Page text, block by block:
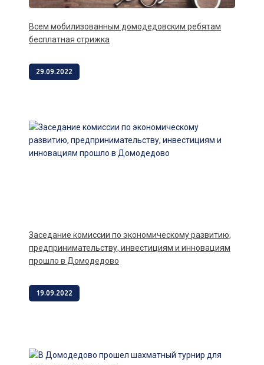
Всем мобилизованным домодедовским ребятам
бесплатная стрижка
29.09.2022
Заседание комиссии по экономическому развитию,
предпринимательству, инвестициям и инновациям
прошло в Домодедово
19.09.2022